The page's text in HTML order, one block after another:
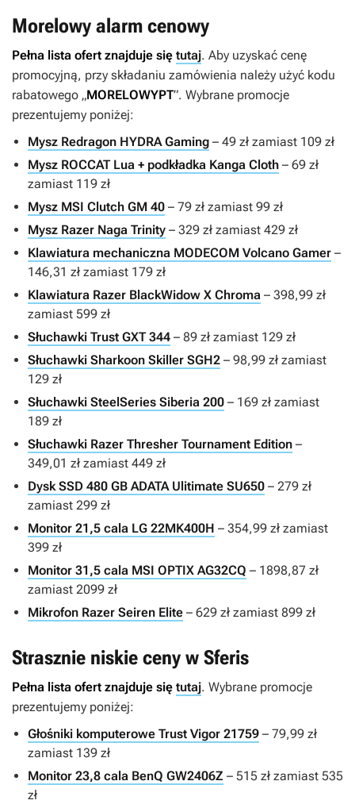
Morelowy alarm cenowy
Pełna lista ofert znajduje się tutaj. Aby uzyskać cenę
promocyjną, przy składaniu zamówienia należy użyć kodu
rabatowego „MORELOWYPT”. Wybrane promocje
prezentujemy poniżej:
Mysz Redragon HYDRA Gaming – 49 zł zamiast 109 zł
Mysz ROCCAT Lua + podkładka Kanga Cloth – 69 zł
zamiast 119 zł
Mysz MSI Clutch GM 40 – 79 zł zamiast 99 zł
Mysz Razer Naga Trinity – 329 zł zamiast 429 zł
Klawiatura mechaniczna MODECOM Volcano Gamer –
146,31 zł zamiast 179 zł
Klawiatura Razer BlackWidow X Chroma – 398,99 zł
zamiast 599 zł
Słuchawki Trust GXT 344 – 89 zł zamiast 129 zł
Słuchawki Sharkoon Skiller SGH2 – 98,99 zł zamiast
129 zł
Słuchawki SteelSeries Siberia 200 – 169 zł zamiast
189 zł
Słuchawki Razer Thresher Tournament Edition –
349,01 zł zamiast 449 zł
Dysk SSD 480 GB ADATA Ulitimate SU650 – 279 zł
zamiast 299 zł
Monitor 21,5 cala LG 22MK400H – 354,99 zł zamiast
399 zł
Monitor 31,5 cala MSI OPTIX AG32CQ – 1898,87 zł
zamiast 2099 zł
Mikrofon Razer Seiren Elite – 629 zł zamiast 899 zł
Strasznie niskie ceny w Sferis
Pełna lista ofert znajduje się tutaj. Wybrane promocje
prezentujemy poniżej:
Głośniki komputerowe Trust Vigor 21759 – 79,99 zł
zamiast 139 zł
Monitor 23,8 cala BenQ GW2406Z – 515 zł zamiast 535
zł